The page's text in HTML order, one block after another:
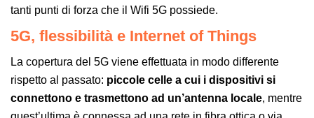
tanti punti di forza che il Wifi 5G possiede.
5G, flessibilità e Internet of Things
La copertura del 5G viene effettuata in modo differente
rispetto al passato: piccole celle a cui i dispositivi si
connettono e trasmettono ad un’antenna locale, mentre